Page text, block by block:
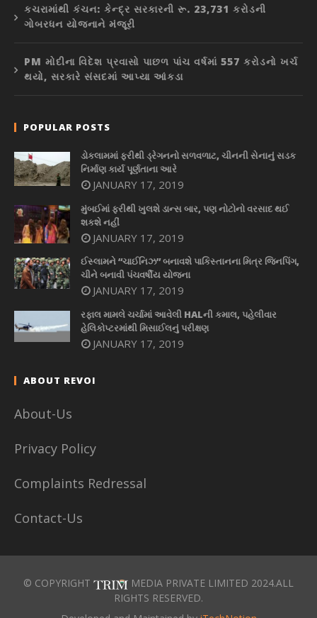
કચરામાંથી કંચન: કેન્દ્ર સરકારની રૂ. 23,731 કરોડની
ગોબરધન યોજનાને મંજૂરી
PM મોદીના વિદેશ પ્રવાસો પાછળ પાંચ વર્ષમાં 557 કરોડનો ખર્ચ
થયો, સરકારે સંસદમાં આપ્યા આંકડા
POPULAR POSTS
ડોકલામમાં ફરીથી ડ્રેગનનો સળવળાટ, ચીનની સેનાનું સડક
નિર્માણ કાર્ય પૂર્ણતાના આરે
JANUARY 17, 2019
મુંબઈમાં ફરીથી ખુલશે ડાન્સ બાર, પણ નોટોનો વરસાદ થઈ
શકશે નહીં
JANUARY 17, 2019
ઈસ્લામને “ચાઈનિઝ” બનાવશે પાકિસ્તાનના મિત્ર જિનપિંગ,
ચીને બનાવી પંચવર્ષીય યોજના
JANUARY 17, 2019
રફાલ મામલે ચર્ચામાં આવેલી HALની કમાલ, પહેલીવાર
હેલિકોપ્ટરમાંથી મિસાઈલનું પરીક્ષણ
JANUARY 17, 2019
ABOUT REVOI
About-Us
Privacy Policy
Complaints Redressal
Contact-Us
© COPYRIGHT
MEDIA PRIVATE LIMITED 2024.ALL
RIGHTS RESERVED.